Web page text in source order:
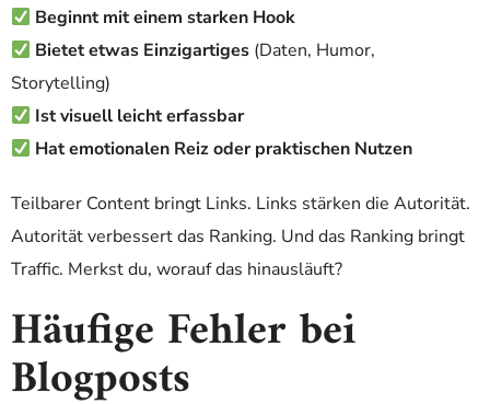
Beginnt mit einem starken Hook
Bietet etwas Einzigartiges (Daten, Humor,
Storytelling)
Ist visuell leicht erfassbar
Hat emotionalen Reiz oder praktischen Nutzen
Teilbarer Content bringt Links. Links stärken die Autorität.
Autorität verbessert das Ranking. Und das Ranking bringt
Traffic. Merkst du, worauf das hinausläuft?
Häufige Fehler bei
Blogposts